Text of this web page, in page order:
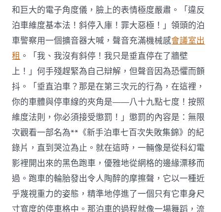
和巨大的電子角度儀，臉上的表情極度嚴肅。「違反
泊車維度基本法！斜停入庫！罪大惡極！」領頭的泊
車警察用一個擴音器大喊，聲音充滿機械感會議室出
租 。「我、我沒有斜停！我只是垂直停在了牆壁
上！」何手殘趕緊為自己辯解，但聲音因為恐懼而顫
抖。「垂直泊車？那是在第三次元的行為，在這裡，
你的車體與停車線的夾角是——八十九點七度！按照
維度法則，你必須接受懲罰！」懲罰的內容是：無限
次觀看一部名為**《新手泊車七百次失敗集錦》的紀
錄片，直到哭泣為止。就在這時，一輛像是從科幻電
影裡開出來的黑色跑車，優雅地從網格的邊緣漂移而
過。跑車的輪胎發出令人陶醉的摩擦聲，它以一種近
乎蔑視重力的姿態，精準地停進了一個只有它車身尺
寸寬度的停車格中。那泊車的過程就像一場舞蹈，流